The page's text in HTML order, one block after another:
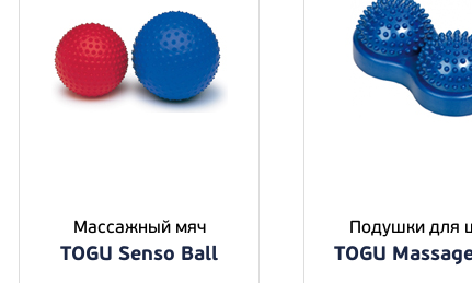
Массажный мяч
TOGU Senso Ball
Подушки для
TOGU